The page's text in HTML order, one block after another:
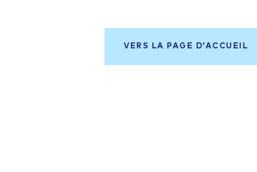
VERS LA PAGE D'ACCUEIL